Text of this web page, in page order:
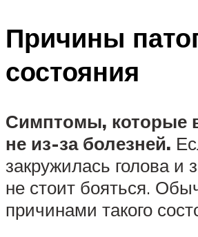
Причины
состояния
Симптомы, которые
не из-за болезней.
закружилась голова и
не стоит бояться.
причинами такого